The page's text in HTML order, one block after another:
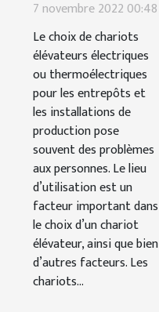
chariot
électrique
ou un
chariot
thermique
7 novembre 2022 00:48
Le choix de chariots
élévateurs électriques
ou thermoélectriques
pour les entrepôts et
les installations de
production pose
souvent des problèmes
aux personnes. Le lieu
d’utilisation est un
facteur important dans
le choix d’un chariot
élévateur, ainsi que bien
d’autres facteurs. Les
chariots...